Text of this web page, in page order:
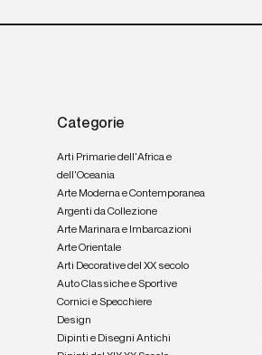
Categorie
Arti Primarie dell'Africa e
dell'Oceania
Arte Moderna e Contemporanea
Argenti da Collezione
Arte Marinara e Imbarcazioni
Arte Orientale
Arti Decorative del XX secolo
Auto Classiche e Sportive
Cornici e Specchiere
Design
Dipinti e Disegni Antichi